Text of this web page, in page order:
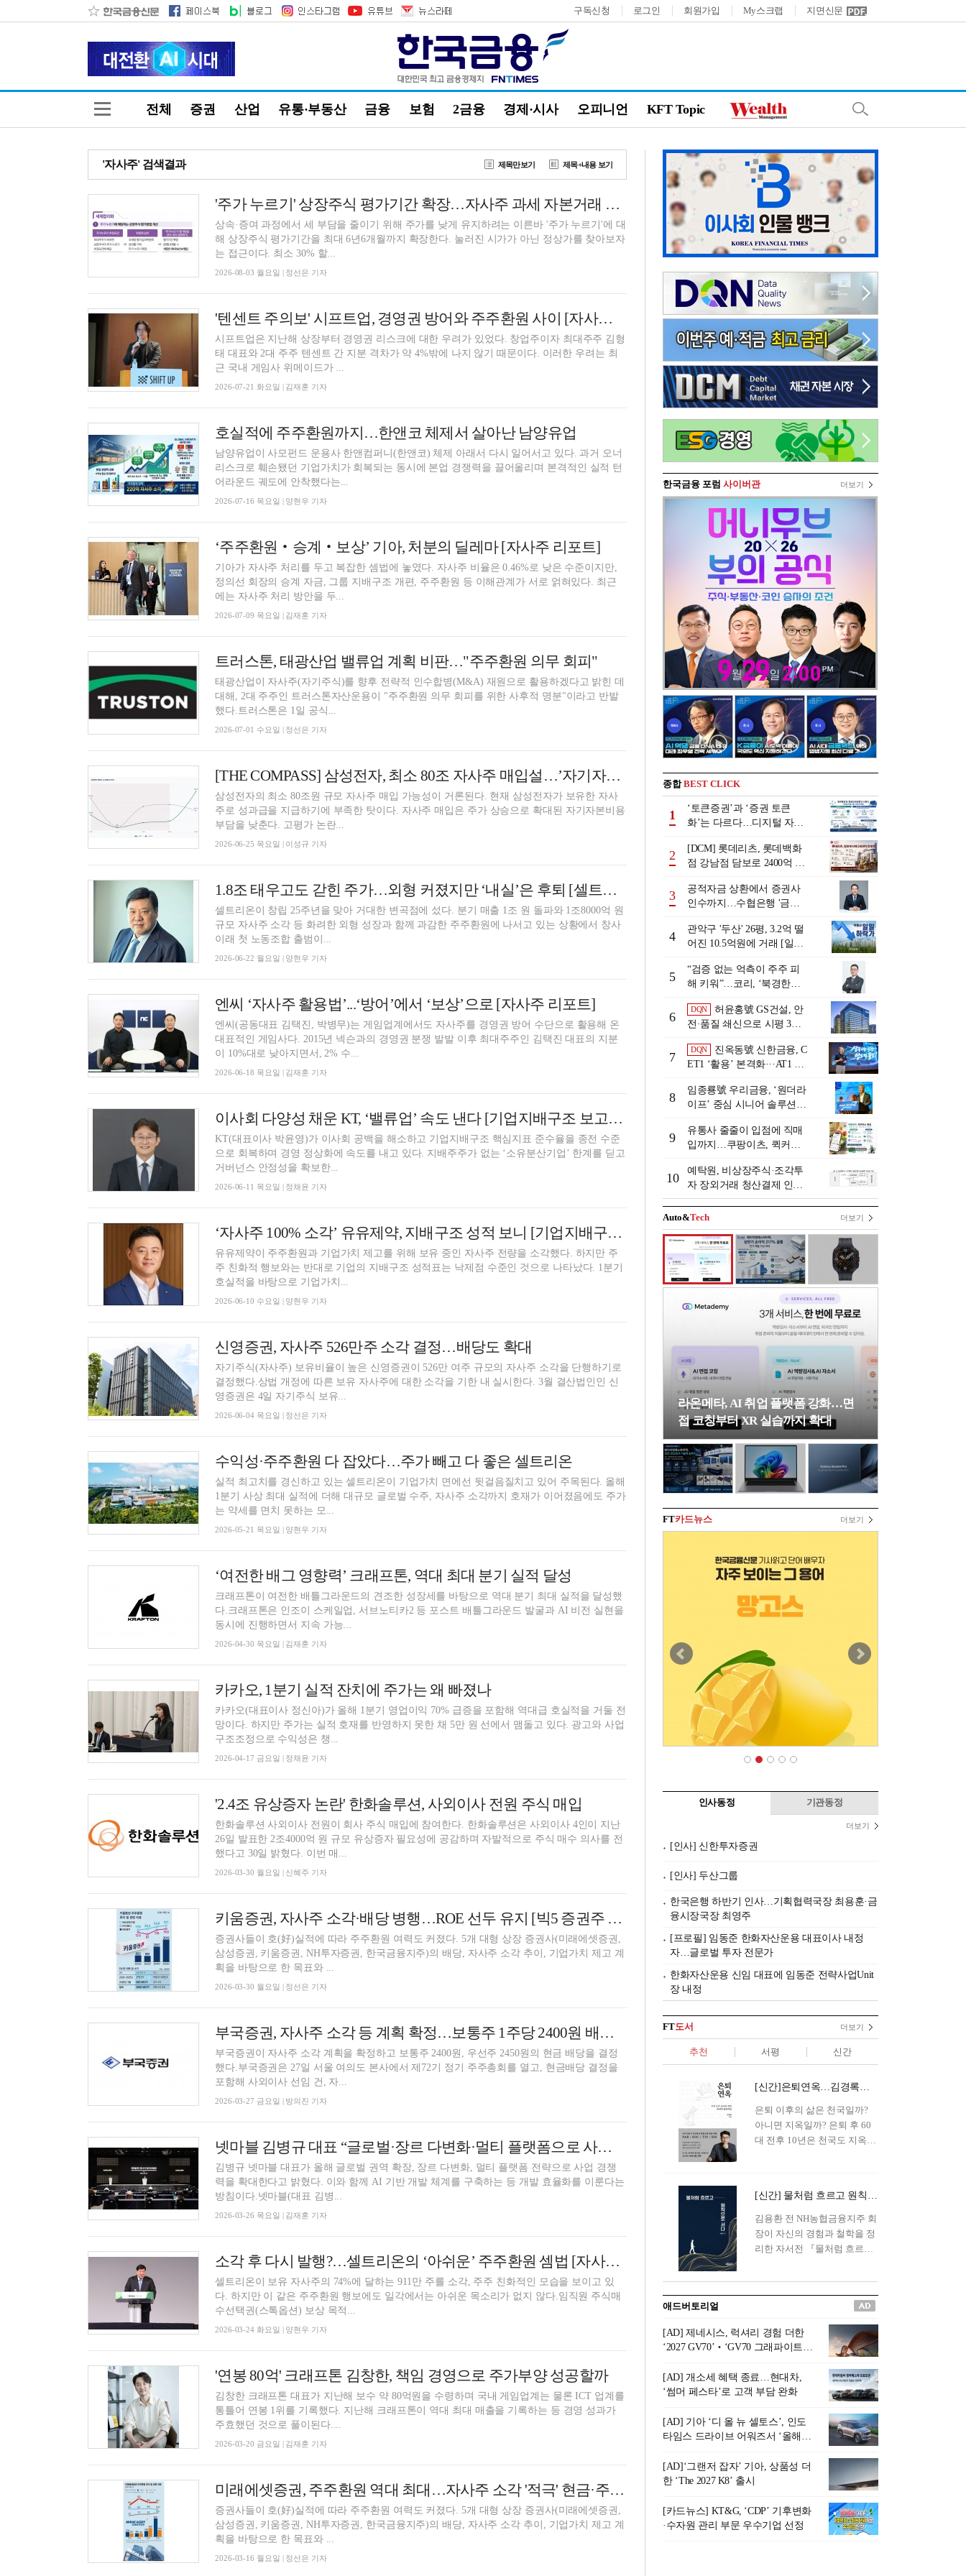
구독신청 로그인 회원가입 My스크랩 지면신문
전체 증권 산업 유통·부동산 금융 보험 2금융 경제·시사 오피니언 KFT Topic
'자사주' 검색결과 제목만보기 제목+내용 보기
'주가 누르기' 상장주식 평가기간 확장…자사주 과세 자본거래 일원화 [2026 세제개편안]
상속·증여 과정에서 세 부담을 줄이기 위해 주가를 낮게 유지하려는 이른바 '주가 누르기'에 대
해 상장주식 평가기간을 최대 6년6개월까지 확장한다. 눌러진 시가가 아닌 정상가를 찾아보자
는 접근이다. 최소 30% 할...
2026-08-03 월요일 | 정선은 기자
'텐센트 주의보' 시프트업, 경영권 방어와 주주환원 사이 [자사주 리포트]
시프트업은 지난해 상장부터 경영권 리스크에 대한 우려가 있었다. 창업주이자 최대주주 김형
태 대표와 2대 주주 텐센트 간 지분 격차가 약 4%밖에 나지 않기 때문이다. 이러한 우려는 최
근 국내 게임사 위메이드가 ...
2026-07-21 화요일 | 김재훈 기자
호실적에 주주환원까지…한앤코 체제서 살아난 남양유업
남양유업이 사모펀드 운용사 한앤컴퍼니(한앤코) 체제 아래서 다시 일어서고 있다. 과거 오너
리스크로 훼손됐던 기업가치가 회복되는 동시에 본업 경쟁력을 끌어올리며 본격적인 실적 턴
어라운드 궤도에 안착했다는...
2026-07-16 목요일 | 양현우 기자
‘주주환원‧승계‧보상’ 기아, 처분의 딜레마 [자사주 리포트]
기아가 자사주 처리를 두고 복잡한 셈법에 놓였다. 자사주 비율은 0.46%로 낮은 수준이지만,
정의선 회장의 승계 자금, 그룹 지배구조 개편, 주주환원 등 이해관계가 서로 얽혀있다. 최근
에는 자사주 처리 방안을 두...
2026-07-09 목요일 | 김재훈 기자
트러스톤, 태광산업 밸류업 계획 비판…"주주환원 의무 회피"
태광산업이 자사주(자기주식)를 향후 전략적 인수합병(M&A) 재원으로 활용하겠다고 밝힌 데
대해, 2대 주주인 트러스톤자산운용이 "주주환원 의무 회피를 위한 사후적 명분"이라고 반발
했다.트러스톤은 1일 공식...
2026-07-01 수요일 | 정선은 기자
[THE COMPASS] 삼성전자, 최소 80조 자사주 매입설…’자기자본비용’ 부담↓
삼성전자의 최소 80조원 규모 자사주 매입 가능성이 거론된다. 현재 삼성전자가 보유한 자사
주로 성과급을 지급하기에 부족한 탓이다. 자사주 매입은 주가 상승으로 확대된 자기자본비용
부담을 낮춘다. 고평가 논란...
2026-06-25 목요일 | 이성규 기자
1.8조 태우고도 갇힌 주가…외형 커졌지만 ‘내실’은 후퇴 [셀트리온의 성장통 ②]
셀트리온이 창립 25주년을 맞아 거대한 변곡점에 섰다. 분기 매출 1조 원 돌파와 1조8000억 원
규모 자사주 소각 등 화려한 외형 성장과 함께 과감한 주주환원에 나서고 있는 상황에서 창사
이래 첫 노동조합 출범이...
2026-06-22 월요일 | 양현우 기자
엔씨 ‘자사주 활용법’...‘방어’에서 ‘보상’으로 [자사주 리포트]
엔씨(공동대표 김택진, 박병무)는 게임업계에서도 자사주를 경영권 방어 수단으로 활용해 온
대표적인 게임사다. 2015년 넥슨과의 경영권 분쟁 발발 이후 최대주주인 김택진 대표의 지분
이 10%대로 낮아지면서, 2% 수...
2026-06-18 목요일 | 김재훈 기자
이사회 다양성 채운 KT, ‘밸류업’ 속도 낸다 [기업지배구조 보고서]
KT(대표이사 박윤영)가 이사회 공백을 해소하고 기업지배구조 핵심지표 준수율을 종전 수준
으로 회복하며 경영 정상화에 속도를 내고 있다. 지배주주가 없는 ‘소유분산기업’ 한계를 딛고
거버넌스 안정성을 확보한...
2026-06-11 목요일 | 정채윤 기자
‘자사주 100% 소각’ 유유제약, 지배구조 성적 보니 [기업지배구조보고서]
유유제약이 주주환원과 기업가치 제고를 위해 보유 중인 자사주 전량을 소각했다. 하지만 주
주 친화적 행보와는 반대로 기업의 지배구조 성적표는 낙제점 수준인 것으로 나타났다. 1분기
호실적을 바탕으로 기업가치...
2026-06-10 수요일 | 양현우 기자
신영증권, 자사주 526만주 소각 결정…배당도 확대
자기주식(자사주) 보유비율이 높은 신영증권이 526만 여주 규모의 자사주 소각을 단행하기로
결정했다.상법 개정에 따른 보유 자사주에 대한 소각을 기한 내 실시한다. 3월 결산법인인 신
영증권은 4일 자기주식 보유...
2026-06-04 목요일 | 정선은 기자
수익성·주주환원 다 잡았다…주가 빼고 다 좋은 셀트리온
실적 최고치를 경신하고 있는 셀트리온이 기업가치 면에선 뒷걸음질치고 있어 주목된다. 올해
1분기 사상 최대 실적에 더해 대규모 글로벌 수주, 자사주 소각까지 호재가 이어졌음에도 주가
는 약세를 면치 못하는 모...
2026-05-21 목요일 | 양현우 기자
‘여전한 배그 영향력’ 크래프톤, 역대 최대 분기 실적 달성
크래프톤이 여전한 배틀그라운드의 견조한 성장세를 바탕으로 역대 분기 최대 실적을 달성했
다.크래프톤은 인조이 스케일업, 서브노티카2 등 포스트 배틀그라운드 발굴과 AI 비전 실현을
동시에 진행하면서 지속 가능...
2026-04-30 목요일 | 김재훈 기자
카카오, 1분기 실적 잔치에 주가는 왜 빠졌나
카카오(대표이사 정신아)가 올해 1분기 영업이익 70% 급증을 포함해 역대급 호실적을 거둘 전
망이다. 하지만 주가는 실적 호재를 반영하지 못한 채 5만 원 선에서 맴돌고 있다. 광고와 사업
구조조정으로 수익성은 챙...
2026-04-17 금요일 | 정채윤 기자
'2.4조 유상증자 논란' 한화솔루션, 사외이사 전원 주식 매입
한화솔루션 사외이사 전원이 회사 주식 매입에 참여한다. 한화솔루션은 사외이사 4인이 지난
26일 발표한 2조4000억 원 규모 유상증자 필요성에 공감하며 자발적으로 주식 매수 의사를 전
했다고 30일 밝혔다. 이번 매...
2026-03-30 월요일 | 신혜주 기자
키움증권, 자사주 소각·배당 병행…ROE 선두 유지 [빅5 증권주 주주환원 (3)]
증권사들이 호(好)실적에 따라 주주환원 여력도 커졌다. 5개 대형 상장 증권사(미래에셋증권,
삼성증권, 키움증권, NH투자증권, 한국금융지주)의 배당, 자사주 소각 추이, 기업가치 제고 계
획을 바탕으로 한 목표와 ...
2026-03-30 월요일 | 정선은 기자
부국증권, 자사주 소각 등 계획 확정…보통주 1주당 2400원 배당 [2026 주총]
부국증권이 자사주 소각 계획을 확정하고 보통주 2400원, 우선주 2450원의 현금 배당을 결정
했다.부국증권은 27일 서울 여의도 본사에서 제72기 정기 주주총회를 열고, 현금배당 결정을
포함해 사외이사 선임 건, 자...
2026-03-27 금요일 | 방의진 기자
넷마블 김병규 대표 “글로벌·장르 다변화·멀티 플랫폼으로 사업 고도화”
김병규 넷마블 대표가 올해 글로벌 권역 확장, 장르 다변화, 멀티 플랫폼 전략으로 사업 경쟁
력을 확대한다고 밝혔다. 이와 함께 AI 기반 개발 체계를 구축하는 등 개발 효율화를 이룬다는
방침이다.넷마블(대표 김병...
2026-03-26 목요일 | 김재훈 기자
소각 후 다시 발행?…셀트리온의 ‘아쉬운’ 주주환원 셈법 [자사주 리포트]
셀트리온이 보유 자사주의 74%에 달하는 911만 주를 소각, 주주 친화적인 모습을 보이고 있
다. 하지만 이 같은 주주환원 행보에도 일각에서는 아쉬운 목소리가 없지 않다.임직원 주식매
수선택권(스톡옵션) 보상 목적...
2026-03-24 화요일 | 양현우 기자
'연봉 80억' 크래프톤 김창한, 책임 경영으로 주가부양 성공할까
김창한 크래프톤 대표가 지난해 보수 약 80억원을 수령하며 국내 게임업계는 물론 ICT 업계를
통틀어 연봉 1위를 기록했다. 지난해 크래프톤이 역대 최대 매출을 기록하는 등 경영 성과가
주효했던 것으로 풀이된다....
2026-03-20 금요일 | 김재훈 기자
미래에셋증권, 주주환원 역대 최대…자사주 소각 '적극' 현금·주식배당 '실속' [빅5 증권주 주주환원 (1)]
증권사들이 호(好)실적에 따라 주주환원 여력도 커졌다. 5개 대형 상장 증권사(미래에셋증권,
삼성증권, 키움증권, NH투자증권, 한국금융지주)의 배당, 자사주 소각 추이, 기업가치 제고 계
획을 바탕으로 한 목표와 ...
2026-03-16 월요일 | 정선은 기자
한국금융 포럼 사이버관 더보기
종합BEST CLICK
1
‘토큰증권’과 ‘증권 토큰
화’는 다르다…디지털 자본
2
[DCM] 롯데리츠, 롯데백화
점 강남점 담보로 2400억 조
3
공적자금 상환에서 증권사
인수까지…수협은행 '금융
행 금융그룹의 꿈①]
4
관악구 '두산' 26평, 3.2억 떨
어진 10.5억원에 거래 [일일
5
“검증 없는 억측이 주주 피
해 키워”…코리, ‘북경한미
6
DQN
허윤홍號 GS건설, 안
전·품질 쇄신으로 시평 3위
7
DQN
진옥동號 신한금융, C
ET1 ‘활용’ 본격화···AT1 늘
view]
8
임종룡號 우리금융, ‘원더라
이프’ 중심 시니어 솔루션
[금융 시니어 비즈니스 돋보
기]
9
유통사 줄줄이 입점에 직매
입까지…쿠팡이츠, 퀵커머
10
예탁원, 비상장주식·조각투
자 장외거래 청산결제 인프
라 구축 착수
Auto&Tech 더보기
라온메타, AI 취업 플랫폼 강화…면
접 코칭부터 XR 실습까지 확대
FT카드뉴스 더보기
인사동정 기관동정
더보기
[인사] 신한투자증권
[인사] 두산그룹
한국은행 하반기 인사…기획협력국장 최용훈·금
융시장국장 최영주
[프로필] 임동준 한화자산운용 대표이사 내정
자…글로벌 투자 전문가
한화자산운용 신임 대표에 임동준 전략사업Unit
장 내정
FT도서 더보기
추천 서평 신간
[신간]은퇴연옥…김경록의 은퇴 후 삶의 나침반
은퇴 이후의 삶은 천국일까?
아니면 지옥일까? 은퇴 후 60
대 전후 10년은 천국도 지옥도
은퇴 설계를 가이드해 온 김경
록 옵투스자산운용의 고문이
신간 『은퇴연옥』을 내놓았
다.단테는 지옥을 '모든 희망을
록 고문은 새로운 시각을 제시
0년의 과도기는 지옥이 아니라
정화와 성장의 공간인 ‘은퇴연
옥(Purgatory)’이라는 것이다.
연옥은 고통스럽지만 끝이 있
으며, 준비를 통해 천국으로 나
아갈 수 있는 희망의 장소라고
말한
[신간] 물처럼 흐르고 원칙으로 서다…김용환의 통찰을 담다
김용환 전 NH농협금융지주 회
장이 자신의 경험과 철학을 정
리한 자서전 『물처럼 흐르고
통 관료 출신으로 한국 금융의
주요 변곡점마다 중요한 역할
을 하고 금융 경영인으로서 큰
족적을 남긴 김 전 회장이 후배
세대에게 전하는 삶의 조언을
담은 인생 노트다.『물처럼 흐
르고 원칙으로 서다』는 단순
한 자서전을 넘어, 실패를 두려
워하지 않는 용기와 자신에 대
한 믿음이 어떻게 삶을 풍요롭
게 만드는지를 보여주는 지혜
의 보고로 평가된다.김용환 전
회장은 “인생의 목표가 크더라
도 조급해하지 말고 작은 것부
터 하나 하나 성취해 나가
라”고 조언한다. 뼈아픈 실패
조차 성공의 뼈대가 된다는 긍
애드버토리얼
[AD] 제네시스, 럭셔리 경험 더한
‘2027 GV70’‧‘GV70 그래파이트’
[AD] 개소세 혜택 종료…현대차,
‘썸머 페스타’로 고객 부담 완화
[AD] 기아 ‘디 올 뉴 셀토스’, 인도
타임스 드라이브 어워즈서 ‘올해의
[AD]‘그랜저 잡자’ 기아, 상품성 더
한 ‘The 2027 K8’ 출시
[카드뉴스] KT&G, ‘CDP’ 기후변화
·수자원 관리 부문 우수기업 선정